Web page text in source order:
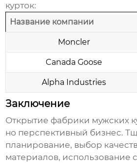
курток:
Название компании
Moncler
Canada Goose
Alpha Industries
Заключение
Открытие фабрики мужских
но перспективный бизнес.
планирование, выбор
материалов, использование